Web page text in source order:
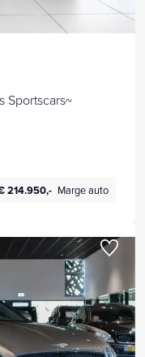
Sportscars~
214.950,- Marge auto